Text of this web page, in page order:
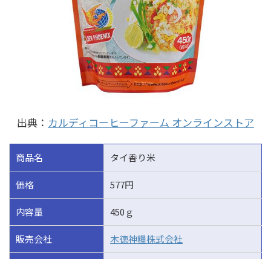
出典： カルディコーヒーファーム オンラインストア
商品名 タイ香り米
価格 577円
内容量 450ｇ
販売会社 木徳神糧株式会社